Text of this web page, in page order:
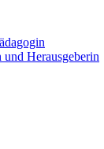
und Herausgeberin